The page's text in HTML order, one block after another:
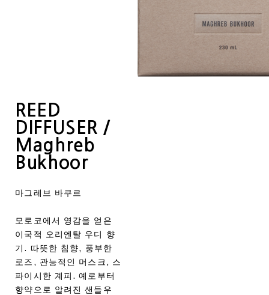
REED
DIFFUSER /
Maghreb
Bukhoor
마그레브 바쿠르
모로코에서 영감을 얻은
이국적 오리엔탈 우디 향
기. 따뜻한 침향, 풍부한
로즈, 관능적인 머스크, 스
파이시한 계피. 예로부터
향약으로 알려진 샌들우